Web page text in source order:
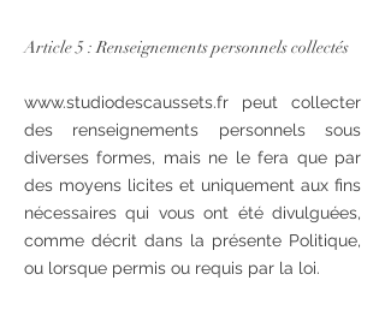
Article 5 : Renseignements personnels collectés
www.studiodescaussets.fr peut collecter
des renseignements personnels sous
diverses formes, mais ne le fera que par
des moyens licites et uniquement aux fins
nécessaires qui vous ont été divulguées,
comme décrit dans la présente Politique,
ou lorsque permis ou requis par la loi.